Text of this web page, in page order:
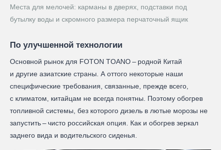
Места для мелочей: карманы в дверях, подставки под
бутылку воды и скромного размера перчаточный ящик
По улучшенной технологии
Основной рынок для FOTON TOANO – ​родной Китай
и другие азиатские страны. А оттого некоторые наши
специфические требования, связанные, прежде всего,
с климатом, китайцам не всегда понятны. Поэтому обогрев
топливной системы, без которого дизель в лютые морозы не
запустить – ​чисто российская опция. Как и обогрев зеркал
заднего вида и водительского сиденья.